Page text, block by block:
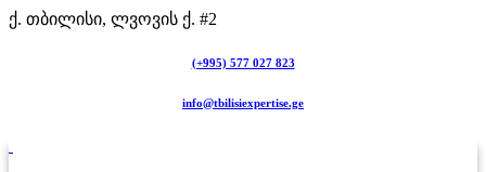
ქ. თბილისი, ლვოვის ქ. #2
(+995) 577 027 823
info@tbilisiexpertise.ge